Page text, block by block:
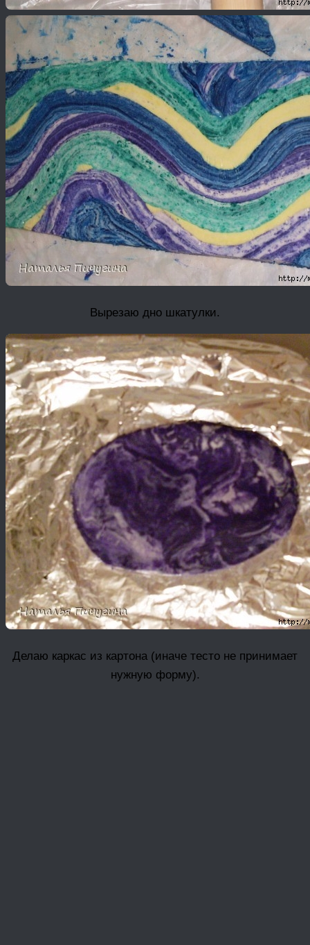
Вырезаю дно шкатулки.
Делаю каркас из картона (иначе тесто не принимает
нужную форму).